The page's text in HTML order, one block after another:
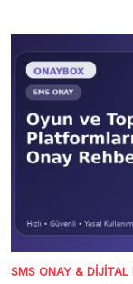
SMS ONAY & DIJITAL